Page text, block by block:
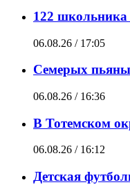
122 школьника
06.08.26 / 17:05
Семерых
06.08.26 / 16:36
В Тотемском
06.08.26 / 16:12
Детская